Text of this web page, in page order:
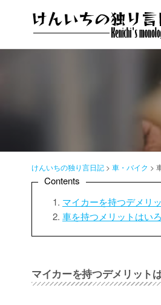
ン
けんいちの独り言日記 > 車・バイク >
Contents
マイカーを持つデメリ
車を持つメリットはい
マイカーを持つデメリット